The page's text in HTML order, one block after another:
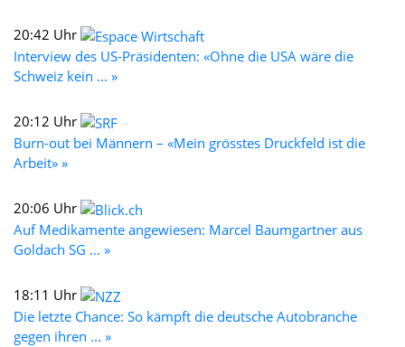
20:42 Uhr
Interview des US-Präsidenten: «Ohne die USA wäre die
Schweiz kein ... »
20:12 Uhr
Burn-out bei Männern – «Mein grösstes Druckfeld ist die
Arbeit» »
20:06 Uhr
Auf Medikamente angewiesen: Marcel Baumgartner aus
Goldach SG ... »
18:11 Uhr
Die letzte Chance: So kämpft die deutsche Autobranche
gegen ihren ... »